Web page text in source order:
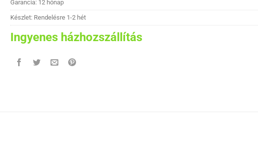
Garancia: 12 hónap
Készlet: Rendelésre 1-2 hét
Ingyenes házhozszállítás